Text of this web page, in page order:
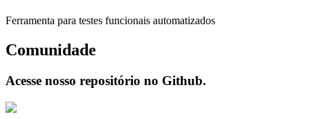
Ferramenta para testes funcionais automatizados
Comunidade
Acesse nosso repositório no Github.